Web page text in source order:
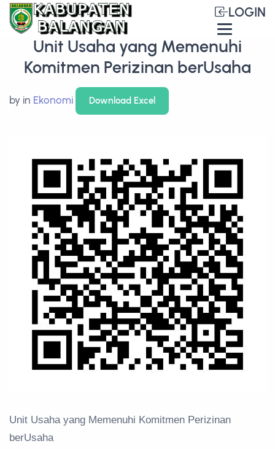
LOGIN
Unit Usaha yang Memenuhi
Komitmen Perizinan berUsaha
by in Ekonomi Download Excel
Unit Usaha yang Memenuhi Komitmen Perizinan
berUsaha